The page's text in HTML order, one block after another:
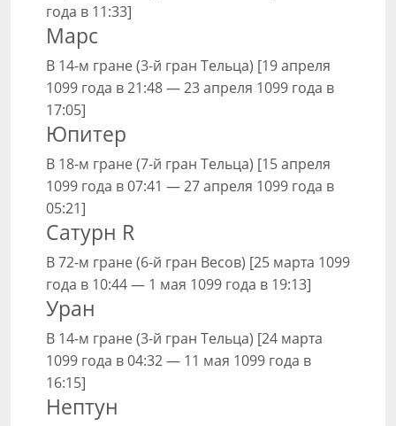
года в 11:33]
Марс
В 14-м гране (3-й гран Тельца) [19 апреля
1099 года в 21:48 — 23 апреля 1099 года в
17:05]
Юпитер
В 18-м гране (7-й гран Тельца) [15 апреля
1099 года в 07:41 — 27 апреля 1099 года в
05:21]
Сатурн R
В 72-м гране (6-й гран Весов) [25 марта 1099
года в 10:44 — 1 мая 1099 года в 19:13]
Уран
В 14-м гране (3-й гран Тельца) [24 марта
1099 года в 04:32 — 11 мая 1099 года в
16:15]
Нептун